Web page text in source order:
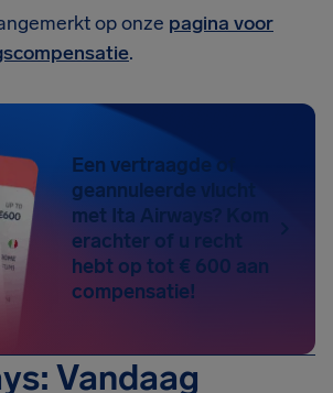
op onze pagina voor
.
Een vertraagde of
geannuleerde vlucht
met Ita Airways? Kom
erachter of u recht
hebt op tot € 600 aan
compensatie!
Vandaag